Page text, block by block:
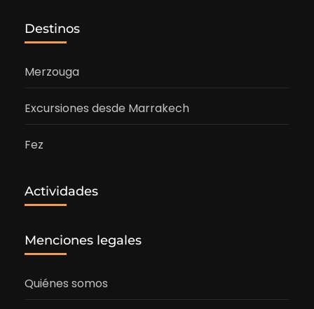
Destinos
Merzouga
Excursiones desde Marrakech
Fez
Actividades
Menciones legales
Quiénes somos